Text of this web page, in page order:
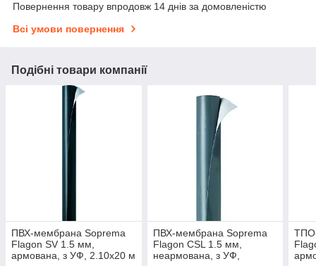
Повернення товару впродовж 14 днів за домовленістю
Всі умови повернення
Подібні товари компанії
ПВХ-мембрана Soprema
Flagon SV 1.5 мм,
армована, з УФ, 2.10х20 м
ПВХ-мембрана Soprema
Flagon СSL 1.5 мм,
неармована, з УФ,